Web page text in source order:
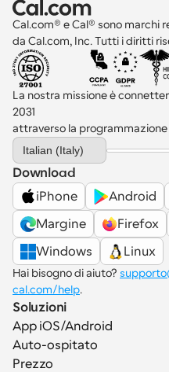
Cal.com® e Cal® sono marchi
da Cal.com, Inc. Tutti i diritti
La nostra missione è
2031
attraverso la programmazione
Select Language
Italian (Italy)
Download
iPhone
Android
Margine
Firefox
Windows
Linux
Hai bisogno di aiuto?
cal.com/help.
Soluzioni
App iOS/Android
Auto-ospitato
Prezzo